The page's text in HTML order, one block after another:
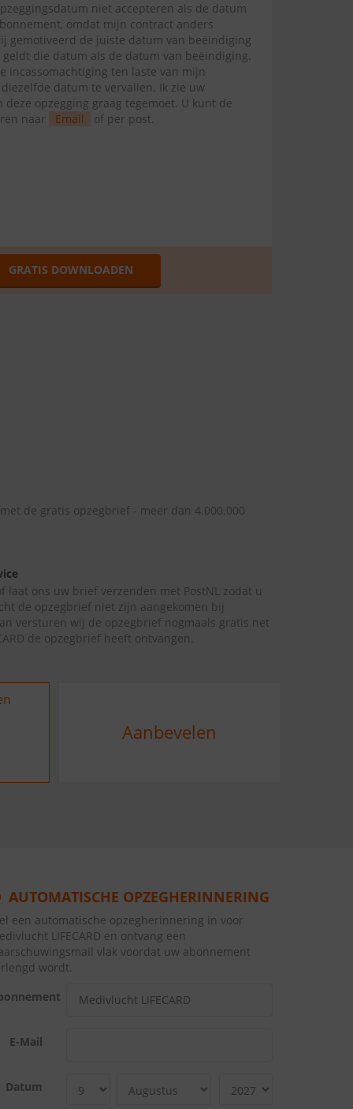
niet accepteren als de datum
omdat mijn contract anders
gemotiveerd de juiste datum van beëindiging
die datum als de datum van beëindiging.
incassomachtiging ten laste van mijn
datum te vervallen. Ik zie uw
opzegging graag tegemoet. U kunt de
naar
Email of per post.
GRATIS DOWNLOADEN
de gratis opzegbrief - meer dan 4.000.000
laat ons uw brief verzenden met PostNL zodat u
de opzegbrief niet zijn aangekomen bij
versturen wij de opzegbrief nogmaals gratis net
de opzegbrief heeft ontvangen.
Aanbevelen
AUTOMATISCHE OPZEGHERINNERING
een automatische opzegherinnering in voor
LIFECARD en ontvang een
vlak voordat uw abonnement
wordt.
E-Mail
Datum